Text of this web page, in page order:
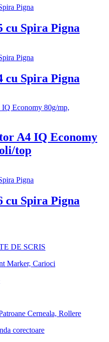
cu Spira Pigna
cu Spira Pigna
A4 IQ Economy
top
cu Spira Pigna
DE SCRIS
Marker, Carioci
Cerneala, Rollere
corectoare